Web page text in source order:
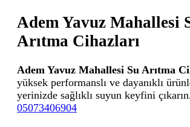
Adem Yavuz Mahallesi
Arıtma Cihazları
Adem Yavuz Mahallesi Su Arıtma
yüksek performanslı ve dayanıklı
yerinizde sağlıklı suyun keyfini
05073406904